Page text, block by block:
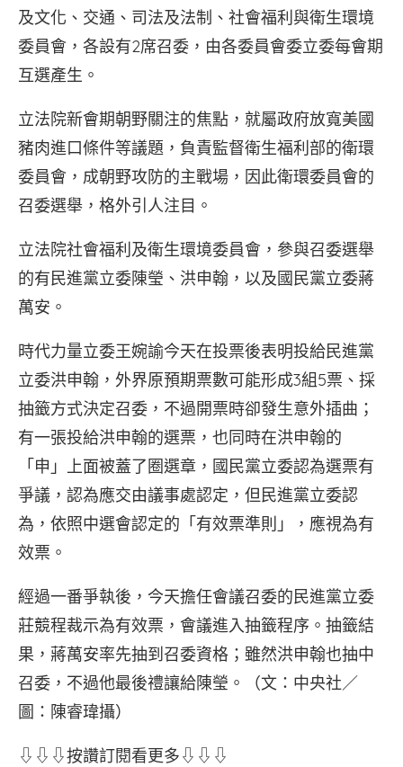
及文化、交通、司法及法制、社會福利與衛生環境
委員會，各設有2席召委，由各委員會委立委每會期
互選產生。
立法院新會期朝野關注的焦點，就屬政府放寬美國
豬肉進口條件等議題，負責監督衛生福利部的衛環
委員會，成朝野攻防的主戰場，因此衛環委員會的
召委選舉，格外引人注目。
立法院社會福利及衛生環境委員會，參與召委選舉
的有民進黨立委陳瑩、洪申翰，以及國民黨立委蔣
萬安。
時代力量立委王婉諭今天在投票後表明投給民進黨
立委洪申翰，外界原預期票數可能形成3組5票、採
抽籤方式決定召委，不過開票時卻發生意外插曲；
有一張投給洪申翰的選票，也同時在洪申翰的
「申」上面被蓋了圈選章，國民黨立委認為選票有
爭議，認為應交由議事處認定，但民進黨立委認
為，依照中選會認定的「有效票準則」，應視為有
效票。
經過一番爭執後，今天擔任會議召委的民進黨立委
莊競程裁示為有效票，會議進入抽籤程序。抽籤結
果，蔣萬安率先抽到召委資格；雖然洪申翰也抽中
召委，不過他最後禮讓給陳瑩。（文：中央社／
圖：陳睿瑋攝）
⇩⇩⇩按讚訂閱看更多⇩⇩⇩